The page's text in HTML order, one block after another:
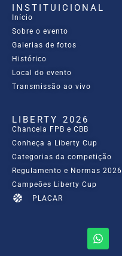
INSTITUICIONAL
Início
Sobre o evento
Galerias de fotos
Histórico
Local do evento
Transmissão ao vivo
LIBERTY 2026
Chancela FPB e CBB
Conheça a Liberty Cup
Categorias da competição
Regulamento e Normas 2026
Campeões Liberty Cup
PLACAR